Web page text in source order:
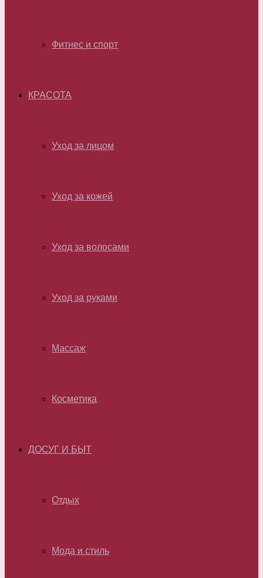
Фитнес и спорт
КРАСОТА
Уход за лицом
Уход за кожей
Уход за волосами
Уход за руками
Массаж
Косметика
ДОСУГ И БЫТ
Отдых
Мода и стиль